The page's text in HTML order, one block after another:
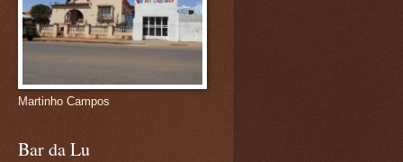
Martinho Campos
Bar da Lu